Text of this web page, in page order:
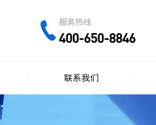
服务热线
400-650-8846
联系我们